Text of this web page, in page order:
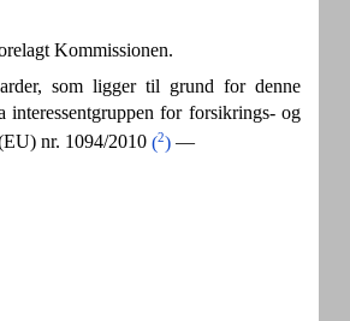
Kommissionen.
som ligger til grund for denne
for forsikrings- og
nr. 1094/2010 (2) —